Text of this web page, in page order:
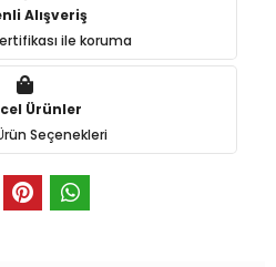
Alışveriş
ile koruma
Ürünler
Seçenekleri